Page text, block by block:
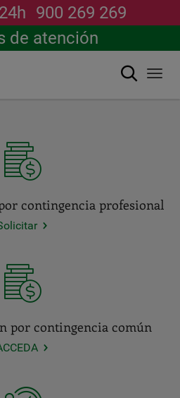
900 269 269
de atención
Buscar
contingencia profesional
por contingencia común